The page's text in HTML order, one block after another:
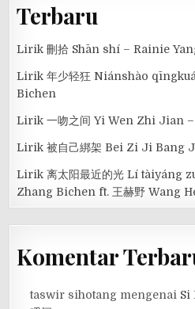
Terbaru
Lirik 刪拾 Shān shí – Rainie
Lirik 年少轻狂 Niánshào
Bichen
Lirik 一吻之间 Yi Wen Zhi Jian
Lirik 被自己綁架 Bei Zi Ji Bang
Lirik 离太阳最近的光 Lí tàiyáng
Zhang Bichen ft. 王赫野 Wang
Komentar
taswir sihotang mengenai Si